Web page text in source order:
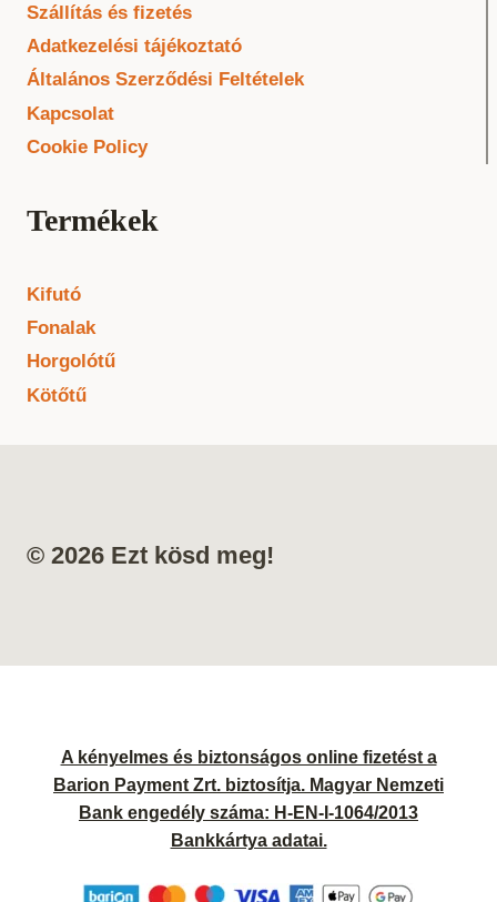
Szállítás és fizetés
Adatkezelési tájékoztató
Általános Szerződési Feltételek
Kapcsolat
Cookie Policy
Termékek
Kifutó
Fonalak
Horgolótű
Kötőtű
© 2026 Ezt kösd meg!
A kényelmes és biztonságos online fizetést a
Barion Payment Zrt. biztosítja. Magyar Nemzeti
Bank engedély száma: H-EN-I-1064/2013
Bankkártya adatai.